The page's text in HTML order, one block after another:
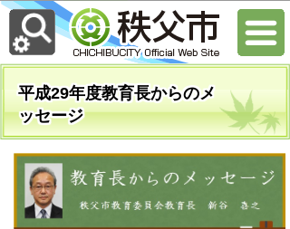
平成29年度教育長からのメ
ッセージ